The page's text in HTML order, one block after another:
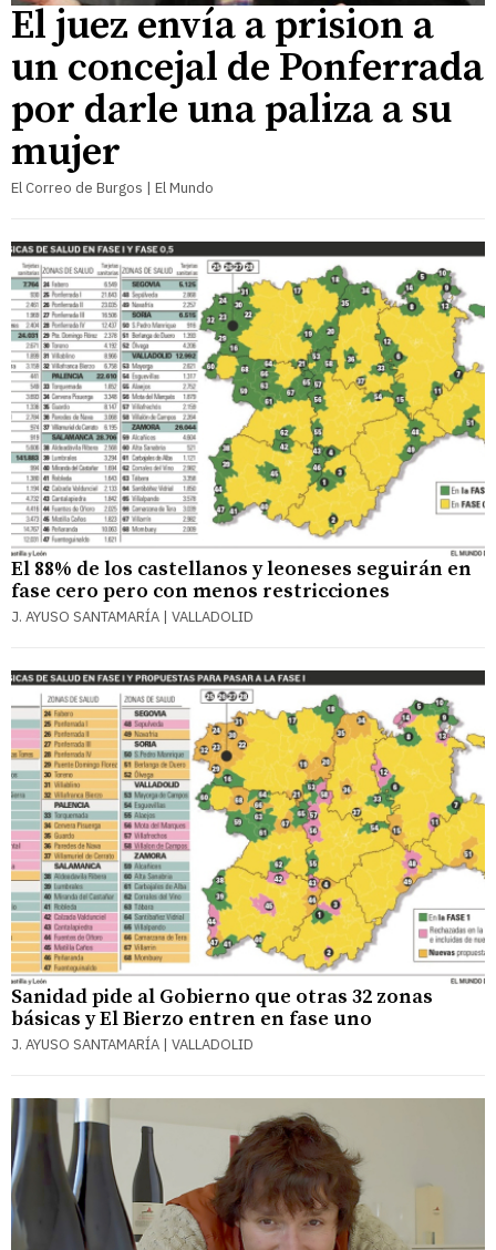
El juez envía a prision a
un concejal de Ponferrada
por darle una paliza a su
mujer
El Correo de Burgos | El Mundo
El 88% de los castellanos y leoneses seguirán en
fase cero pero con menos restricciones
J. AYUSO SANTAMARÍA | VALLADOLID
Sanidad pide al Gobierno que otras 32 zonas
básicas y El Bierzo entren en fase uno
J. AYUSO SANTAMARÍA | VALLADOLID